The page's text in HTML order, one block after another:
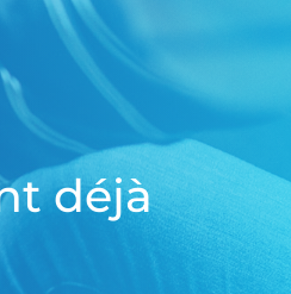
déjà